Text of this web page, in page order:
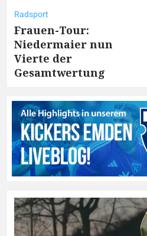
Radsport
Frauen-Tour:
Niedermaier nun
Vierte der
Gesamtwertung